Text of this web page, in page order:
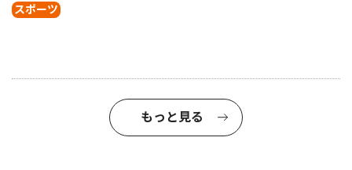
スポーツ
もっと見る